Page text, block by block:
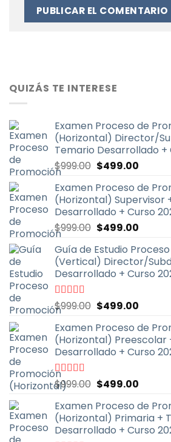
QUIZÁS TE INTERESE
Examen Proceso de
(Horizontal) Director/
Temario Desarrollado +
$999.00 El
original
era:
$999.00.
$499.00El
actual
es:
Examen Proceso de
(Horizontal) Supervisor
Desarrollado + Curso
$999.00 El
original
era:
$999.00.
$499.00El
actual
es:
Guía de Estudio
(Vertical) Director/
Desarrollado + Curso
Valorado
con
5
$999.00 El
original
era:
$999.00.
$499.00El
actual
es:
Examen Proceso de
(Horizontal) Preescolar
Desarrollado + Curso
Valorado
con
5
$999.00 El
original
era:
$999.00.
$499.00El
actual
es:
Examen Proceso de
(Horizontal) Primaria +
Desarrollado + Curso